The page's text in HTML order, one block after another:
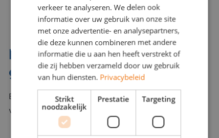
Interesse? Benno helpt je
graag verder!
Bel of mail Benno met al jouw vragen. Benno staat
voor je klaar en helpt je graag!
verkeer te analyseren. We delen ook
informatie over uw gebruik van onze site
met onze advertentie- en analysepartners,
die deze kunnen combineren met andere
informatie die u aan hen heeft verstrekt of
die zij hebben verzameld door uw gebruik
van hun diensten. Privacybeleid
Strikt
noodzakelijk
Prestatie Targeting